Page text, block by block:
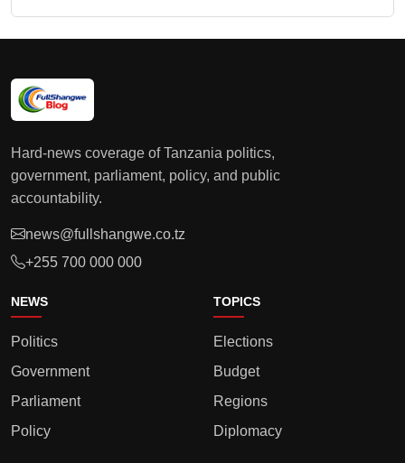
Hard-news coverage of Tanzania politics,
government, parliament, policy, and public
accountability.
news@fullshangwe.co.tz
+255 700 000 000
NEWS
Politics
Government
Parliament
Policy
TOPICS
Elections
Budget
Regions
Diplomacy